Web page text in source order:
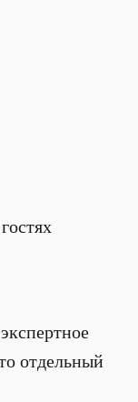
отдельный